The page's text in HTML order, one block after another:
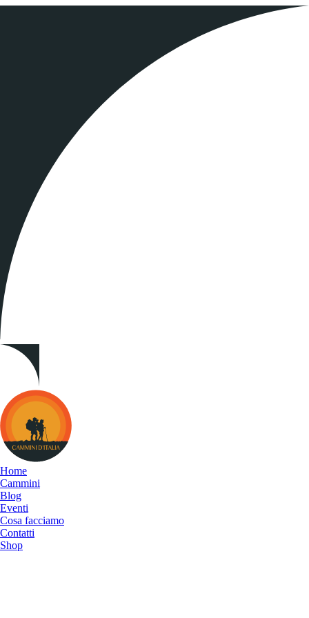
Cammini
d&#039;Italia
Home
Cammini
Blog
Eventi
Cosa facciamo
Contatti
Shop